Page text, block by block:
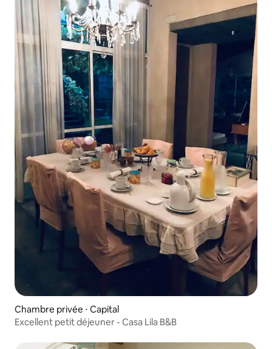
Chambre privée ⋅ Capital
Excellent petit déjeuner - Casa Lila B&B